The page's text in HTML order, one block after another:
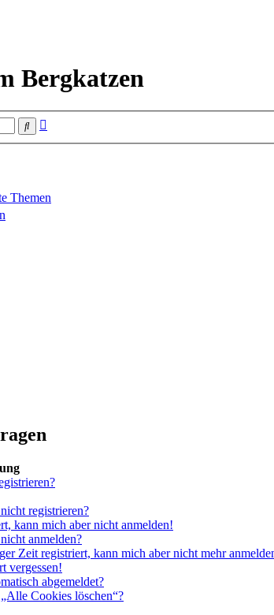
Bergkatzen
Suche
Themen
registrieren?
kann mich aber nicht anmelden!
anmelden?
Zeit registriert, kann mich aber nicht mehr
vergessen!
abgemeldet?
Cookies löschen“?